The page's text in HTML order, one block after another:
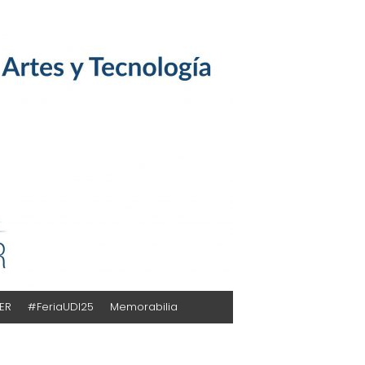
#FeriaUDI25 Memorabilia